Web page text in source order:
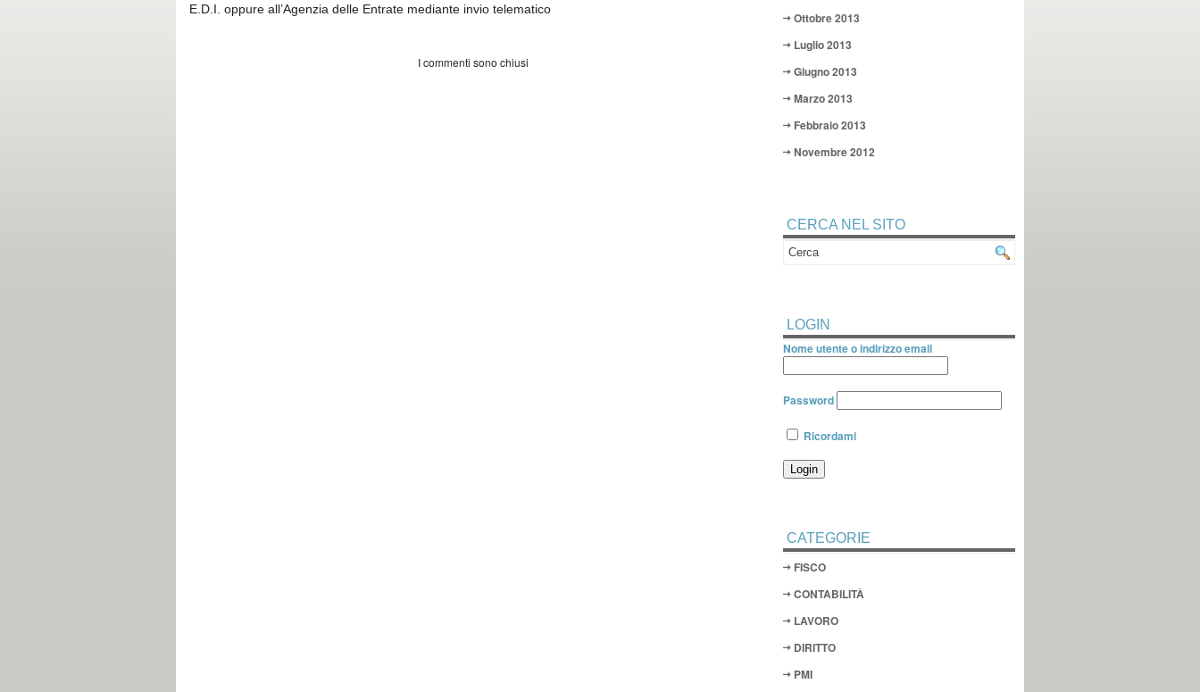
E.D.I. oppure all’Agenzia delle Entrate mediante invio telematico
I commenti sono chiusi
Ottobre 2013
Luglio 2013
Giugno 2013
Marzo 2013
Febbraio 2013
Novembre 2012
CERCA NEL SITO
LOGIN
Nome utente o indirizzo email
Password
Ricordami
CATEGORIE
FISCO
CONTABILITÀ
LAVORO
DIRITTO
PMI